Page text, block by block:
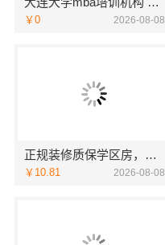
￥0 2026-08-08
正规装修质保学区房，浙江臻美新型建材有限公司安心
￥10.81 2026-08-08